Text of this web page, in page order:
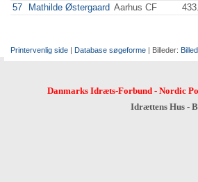
57
Mathilde Østergaard Aarhus CF
Printervenlig side | Database søgeforme | Billeder:
Danmarks Idræts-Forbund- Nordic
Idrættens Hus -